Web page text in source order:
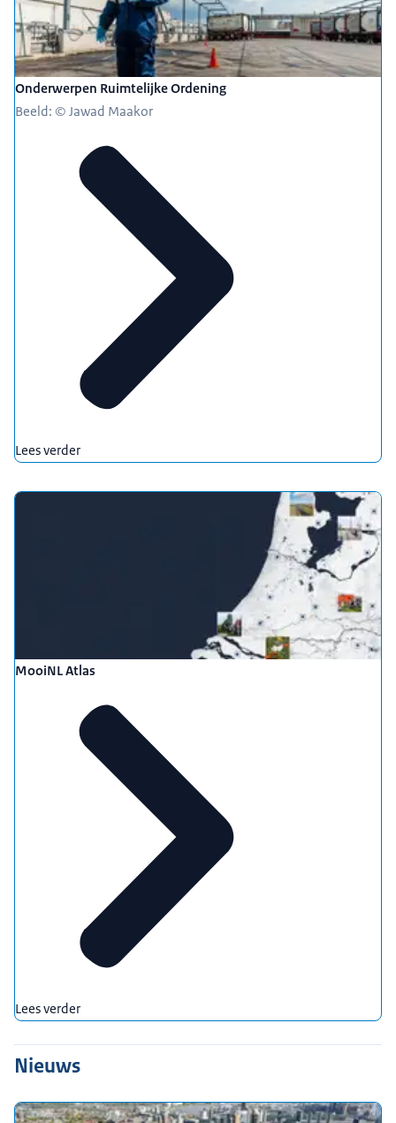
Onderwerpen Ruimtelijke Ordening
Beeld: © Jawad Maakor
Lees verder
MooiNL Atlas
Lees verder
Nieuws